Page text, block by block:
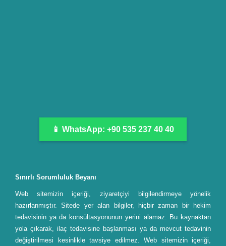
📱 WhatsApp: +90 535 237 40 40
Sınırlı Sorumluluk Beyanı
Web sitemizin içeriği, ziyaretçiyi bilgilendirmeye yönelik
hazırlanmıştır. Sitede yer alan bilgiler, hiçbir zaman bir hekim
tedavisinin ya da konsültasyonunun yerini alamaz. Bu kaynaktan
yola çıkarak, ilaç tedavisine başlanması ya da mevcut tedavinin
değiştirilmesi kesinlikle tavsiye edilmez. Web sitemizin içeriği,